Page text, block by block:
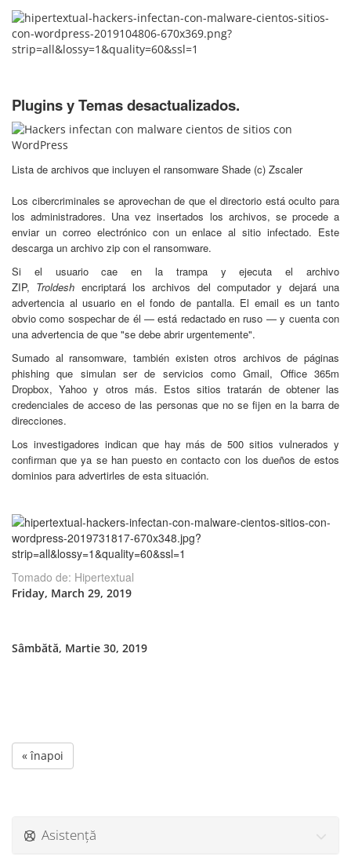
Plugins y Temas desactualizados.
Lista de archivos que incluyen el ransomware Shade (c) Zscaler
Los cibercriminales se aprovechan de que el directorio está oculto para
los administradores. Una vez insertados los archivos, se procede a
enviar un correo electrónico con un enlace al sitio infectado. Este
descarga un archivo zip con el ransomware.
Si el usuario cae en la trampa y ejecuta el archivo
ZIP, Troldesh encriptará los archivos del computador y dejará una
advertencia al usuario en el fondo de pantalla. El email es un tanto
obvio como sospechar de él — está redactado en ruso — y cuenta con
una advertencia de que "se debe abrir urgentemente".
Sumado al ransomware, también existen otros archivos de páginas
phishing que simulan ser de servicios como Gmail, Office 365m
Dropbox, Yahoo y otros más. Estos sitios tratarán de obtener las
credenciales de acceso de las personas que no se fijen en la barra de
direcciones.
Los investigadores indican que hay más de 500 sitios vulnerados y
confirman que ya se han puesto en contacto con los dueños de estos
dominios para advertirles de esta situación.
Tomado de: Hipertextual
Friday, March 29, 2019
Sâmbătă, Martie 30, 2019
« înapoi
Asistență